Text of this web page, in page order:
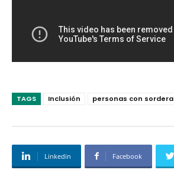
TAGS Inclusión personas con sordera
Linkedin Facebook